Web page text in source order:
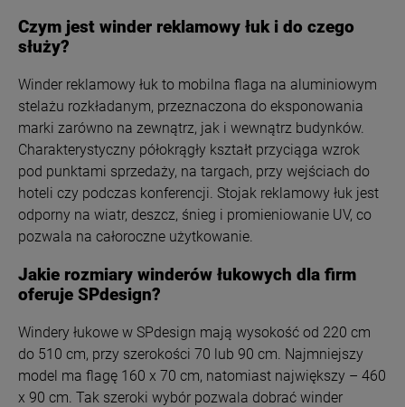
Czym jest winder reklamowy łuk i do czego
służy?
Winder reklamowy łuk to mobilna flaga na aluminiowym
stelażu rozkładanym, przeznaczona do eksponowania
marki zarówno na zewnątrz, jak i wewnątrz budynków.
Charakterystyczny półokrągły kształt przyciąga wzrok
pod punktami sprzedaży, na targach, przy wejściach do
hoteli czy podczas konferencji. Stojak reklamowy łuk jest
odporny na wiatr, deszcz, śnieg i promieniowanie UV, co
pozwala na całoroczne użytkowanie.
Jakie rozmiary winderów łukowych dla firm
oferuje SPdesign?
Windery łukowe w SPdesign mają wysokość od 220 cm
do 510 cm, przy szerokości 70 lub 90 cm. Najmniejszy
model ma flagę 160 x 70 cm, natomiast największy – 460
x 90 cm. Tak szeroki wybór pozwala dobrać winder